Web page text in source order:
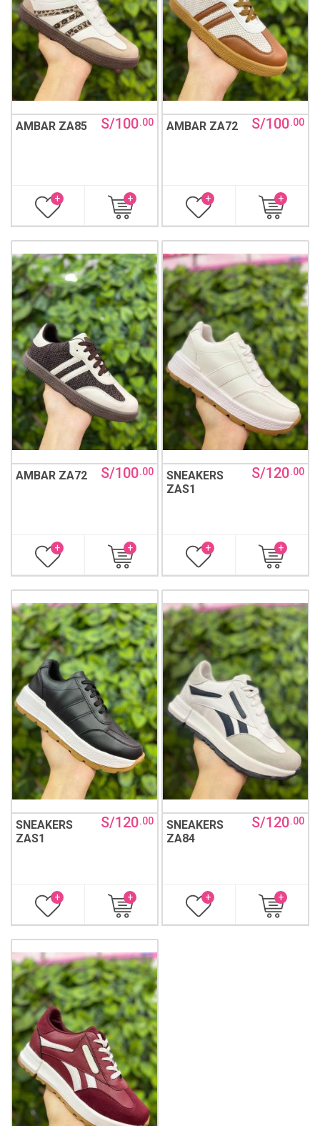
AMBAR ZA85 S/100.00
+ +
AMBAR ZA72 S/100.00
+ +
AMBAR ZA72 S/100.00
+ +
SNEAKERS
ZAS1
S/120.00
+ +
SNEAKERS
ZAS1
S/120.00
+ +
SNEAKERS
ZA84
S/120.00
+ +